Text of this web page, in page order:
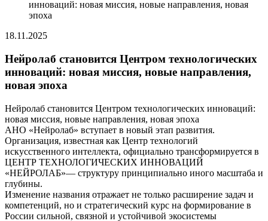
инноваций: новая миссия, новые направления, новая
эпоха
18.11.2025
Нейролаб становится Центром технологических
инноваций: новая миссия, новые направления,
новая эпоха
Нейролаб становится Центром технологических инноваций:
новая миссия, новые направления, новая эпоха
АНО «Нейролаб» вступает в новый этап развития.
Организация, известная как Центр технологий
искусственного интеллекта, официально трансформируется в
ЦЕНТР ТЕХНОЛОГИЧЕСКИХ ИННОВАЦИЙ
«НЕЙРОЛАБ»— структуру принципиально иного масштаба и
глубины.
Изменение названия отражает не только расширение задач и
компетенций, но и стратегический курс на формирование в
России сильной, связной и устойчивой экосистемы